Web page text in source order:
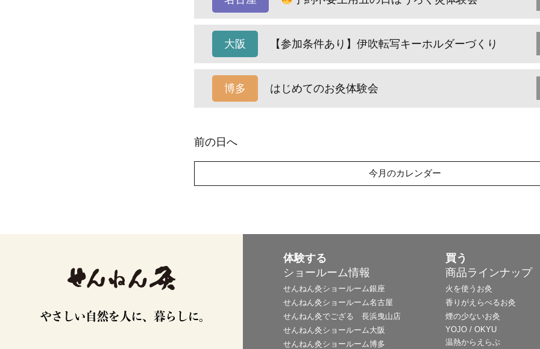
大阪 【参加条件あり】伊吹転写キーホルダーづくり
博多 はじめてのお灸体験会
前の日へ
今月のカレンダー
体験する
ショールーム情報
せんねん灸ショールーム銀座
せんねん灸ショールーム名古屋
せんねん灸でござる 長浜曳山店
せんねん灸ショールーム大阪
せんねん灸ショールーム博多
買う
商品ラインナップ
火を使うお灸
香りがえらべるお灸
煙の少ないお灸
YOJO / OKYU
温熱からえらぶ